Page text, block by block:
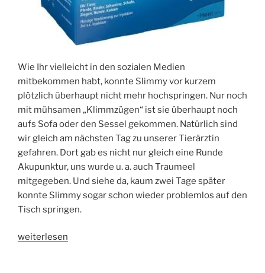
Wie Ihr vielleicht in den sozialen Medien
mitbekommen habt, konnte Slimmy vor kurzem
plötzlich überhaupt nicht mehr hochspringen. Nur noch
mit mühsamen „Klimmzügen“ ist sie überhaupt noch
aufs Sofa oder den Sessel gekommen. Natürlich sind
wir gleich am nächsten Tag zu unserer Tierärztin
gefahren. Dort gab es nicht nur gleich eine Runde
Akupunktur, uns wurde u. a. auch Traumeel
mitgegeben. Und siehe da, kaum zwei Tage später
konnte Slimmy sogar schon wieder problemlos auf den
Tisch springen.
„Traumeel“
weiterlesen